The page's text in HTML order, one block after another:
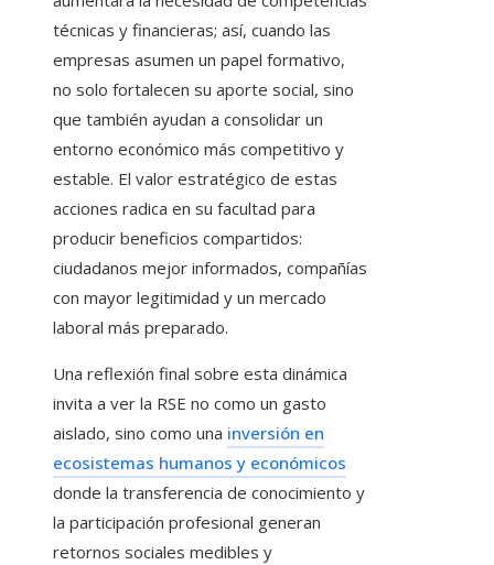
técnicas y financieras; así, cuando las
empresas asumen un papel formativo,
no solo fortalecen su aporte social, sino
que también ayudan a consolidar un
entorno económico más competitivo y
estable. El valor estratégico de estas
acciones radica en su facultad para
producir beneficios compartidos:
ciudadanos mejor informados, compañías
con mayor legitimidad y un mercado
laboral más preparado.
Una reflexión final sobre esta dinámica
invita a ver la RSE no como un gasto
aislado, sino como una inversión en
ecosistemas humanos y económicos
donde la transferencia de conocimiento y
la participación profesional generan
retornos sociales medibles y